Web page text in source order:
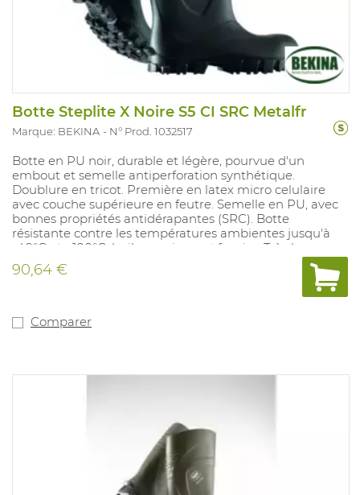
Botte Steplite X Noire S5 CI SRC Metalfr
Marque: BEKINA N° Prod. 1032517
Botte en PU noir, durable et légère, pourvue d'un
embout et semelle antiperforation synthétique.
Doublure en tricot. Première en latex micro celulaire
avec couche supérieure en feutre. Semelle en PU, avec
bonnes propriétés antidérapantes (SRC). Botte
résistante contre les températures ambientes jusqu'à
-40°C et +100°C, huiles, graisses et fumier. Très bonne
résistance chimique, profile antidérapant amélioré,
embout élevé et modèle plus large.
90,64 €
Comparer